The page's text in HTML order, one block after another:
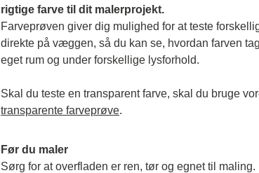
rigtige farve til dit malerprojekt.
Farveprøven giver dig mulighed for at teste
direkte på væggen, så du kan se, hvordan farven
eget rum og under forskellige lysforhold.
transparente farveprøve.
Før du maler
Sørg for at overfladen er ren, tør og egnet til maling.